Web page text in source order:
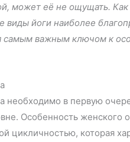
может её не ощущать.
виды йоги наиболее
самым важным ключом к
необходимо в первую
Особенность женского
цикличностью, которая